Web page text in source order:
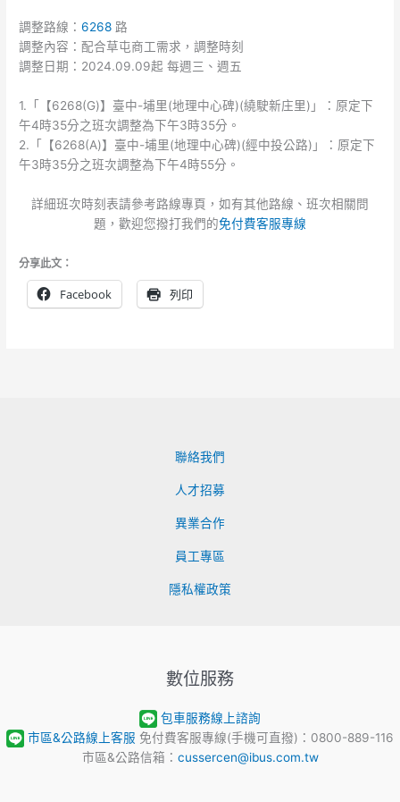
調整路線：6268 路
調整內容：配合草屯商工需求，調整時刻
調整日期：2024.09.09起 每週三、週五
1.「【6268(G)】臺中-埔里(地理中心碑)(繞駛新庄里)」：原定下
午4時35分之班次調整為下午3時35分。
2.「【6268(A)】臺中-埔里(地理中心碑)(經中投公路)」：原定下
午3時35分之班次調整為下午4時55分。
詳細班次時刻表請參考路線專頁，如有其他路線、班次相關問
題，歡迎您撥打我們的免付費客服專線
分享此文：
Facebook 列印
聯絡我們
人才招募
異業合作
員工專區
隱私權政策
數位服務
包車服務線上諮詢
市區&公路線上客服 免付費客服專線(手機可直撥)：0800-889-116
市區&公路信箱： cussercen@ibus.com.tw